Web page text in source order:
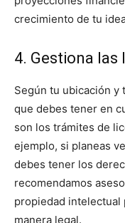
crecimiento de tu
4. Gestiona las
Según tu ubicación y
que debes tener en
son los trámites de
ejemplo, si planeas
debes tener los
recomendamos
propiedad intelectual
manera legal.